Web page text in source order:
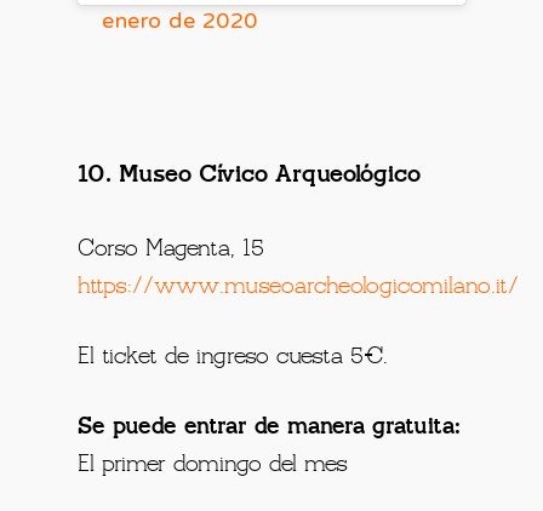
enero de 2020
10. Museo Cívico Arqueológico
Corso Magenta, 15
https://www.museoarcheologicomilano.it/
El ticket de ingreso cuesta 5€.
Se puede entrar de manera gratuita:
El primer domingo del mes